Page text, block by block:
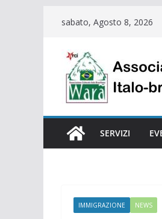
contenuto
sabato, Agosto 8, 2026
SERVIZI
IMMIGRAZIONE NEWS